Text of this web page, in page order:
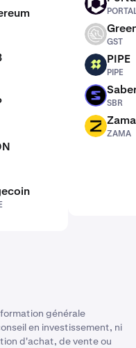
PORTAL
GST
GST
PIPE PIPE
PIPE
SBR
SBR
ZAMA Zama
ZAMA
générale
en investissement, ni
d'achat, de vente ou